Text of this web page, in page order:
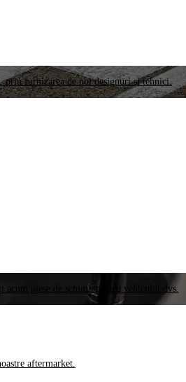
prin furnizarea de noi designuri și tehnici.
piese de schimb pentru vehiculul dvs.
aftermarket.